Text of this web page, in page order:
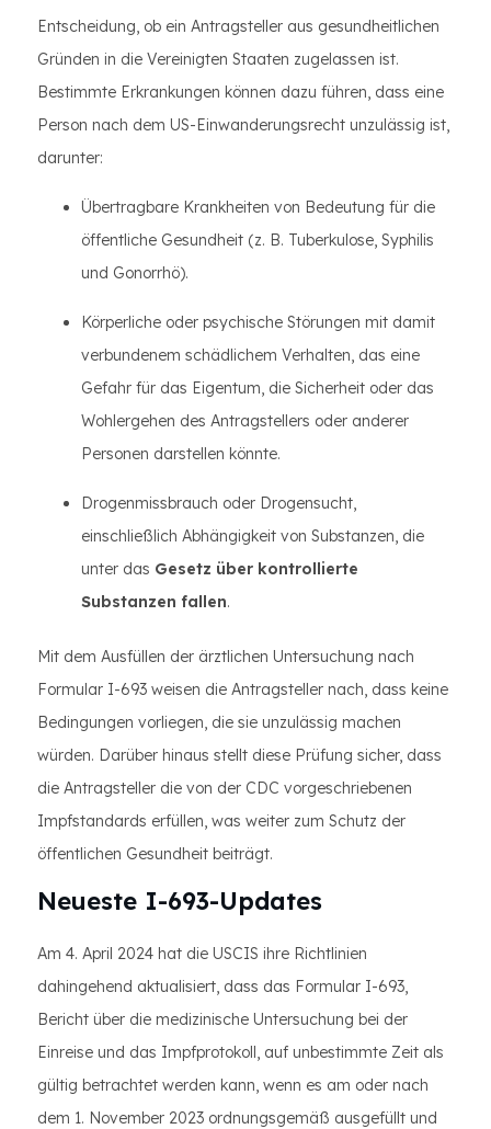
Entscheidung, ob ein Antragsteller aus gesundheitlichen
Gründen in die Vereinigten Staaten zugelassen ist.
Bestimmte Erkrankungen können dazu führen, dass eine
Person nach dem US-Einwanderungsrecht unzulässig ist,
darunter:
Übertragbare Krankheiten von Bedeutung für die
öffentliche Gesundheit (z. B. Tuberkulose, Syphilis
und Gonorrhö).
Körperliche oder psychische Störungen mit damit
verbundenem schädlichem Verhalten, das eine
Gefahr für das Eigentum, die Sicherheit oder das
Wohlergehen des Antragstellers oder anderer
Personen darstellen könnte.
Drogenmissbrauch oder Drogensucht,
einschließlich Abhängigkeit von Substanzen, die
unter das Gesetz über kontrollierte
Substanzen fallen.
Mit dem Ausfüllen der ärztlichen Untersuchung nach
Formular I-693 weisen die Antragsteller nach, dass keine
Bedingungen vorliegen, die sie unzulässig machen
würden. Darüber hinaus stellt diese Prüfung sicher, dass
die Antragsteller die von der CDC vorgeschriebenen
Impfstandards erfüllen, was weiter zum Schutz der
öffentlichen Gesundheit beiträgt.
Neueste I-693-Updates
Am 4. April 2024 hat die USCIS ihre Richtlinien
dahingehend aktualisiert, dass das Formular I-693,
Bericht über die medizinische Untersuchung bei der
Einreise und das Impfprotokoll, auf unbestimmte Zeit als
gültig betrachtet werden kann, wenn es am oder nach
dem 1. November 2023 ordnungsgemäß ausgefüllt und